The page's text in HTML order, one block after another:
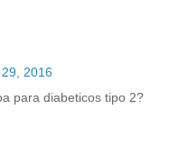
2016
para diabeticos tipo 2?